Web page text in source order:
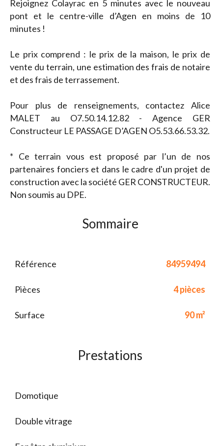
Rejoignez Colayrac en 5 minutes avec le nouveau
pont et le centre-ville d’Agen en moins de 10
minutes !
Le prix comprend : le prix de la maison, le prix de
vente du terrain, une estimation des frais de notaire
et des frais de terrassement.
Pour plus de renseignements, contactez Alice
MALET au O7.50.14.12.82 - Agence GER
Constructeur LE PASSAGE D’AGEN O5.53.66.53.32.
* Ce terrain vous est proposé par l’un de nos
partenaires fonciers et dans le cadre d'un projet de
construction avec la société GER CONSTRUCTEUR.
Non soumis au DPE.
Sommaire
Référence 84959494
Pièces 4 pièces
Surface 90 m²
Prestations
Domotique
Double vitrage